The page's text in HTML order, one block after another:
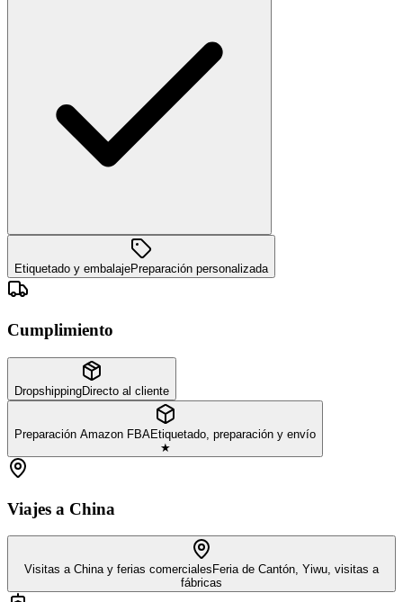
Etiquetado y embalajePreparación personalizada
Cumplimiento
DropshippingDirecto al cliente
Preparación Amazon FBAEtiquetado, preparación y envío
★
Viajes a China
Visitas a China y ferias comerciales Feria de Cantón, Yiwu, visitas a
fábricas